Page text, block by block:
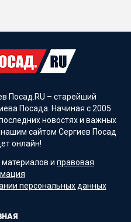
Посад.RU – старейший
Посада. Начиная с 2005
новостях и важных
сайтом Сергиев Посад
онлайн!
и правовая
персональных данных